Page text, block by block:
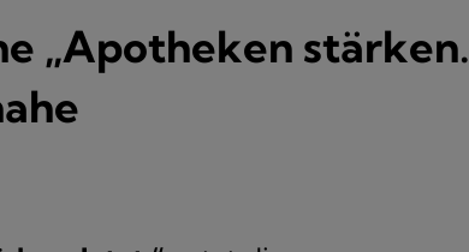
„Apotheken stärken.